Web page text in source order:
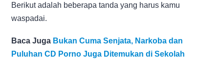
Berikut adalah beberapa tanda yang harus kamu
waspadai.
Baca Juga Bukan Cuma Senjata, Narkoba dan
Puluhan CD Porno Juga Ditemukan di Sekolah